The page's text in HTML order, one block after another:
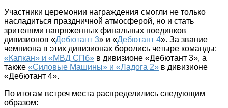
Участники церемонии награждения смогли не только
насладиться праздничной атмосферой, но и стать
зрителями напряженных финальных поединков
дивизионов «Дебютант 3» и «Дебютант 4». За звание
чемпиона в этих дивизионах боролись четыре команды:
«Капкан» и «МВД СПб» в дивизионе «Дебютант 3», а
также «Силовые Машины» и «Ладога 2» в дивизионе
«Дебютант 4».
По итогам встреч места распределились следующим
образом: